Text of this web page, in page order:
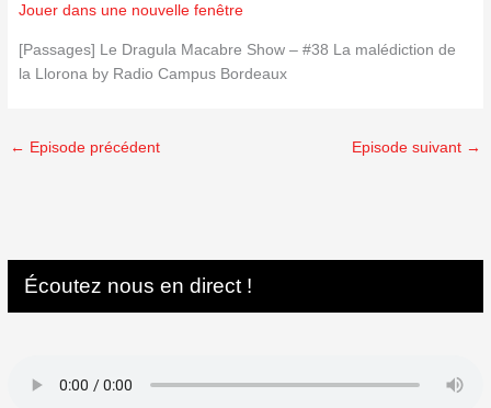
Jouer dans une nouvelle fenêtre
[Passages] Le Dragula Macabre Show – #38 La malédiction de
la Llorona by Radio Campus Bordeaux
← Episode précédent Episode suivant →
Écoutez nous en direct !